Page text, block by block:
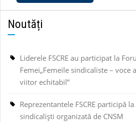
Noutăți
Liderele FSCRE au participat la
Femei„Femeile sindicaliste – voce
viitor echitabil”
Reprezentantele FSCRE participă
sindicaliști organizată de CNSM